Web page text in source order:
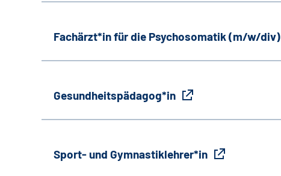
Fachärzt*in für die Psychosomatik (m/w/div)
Gesundheitspädagog*in
Sport- und Gymnastiklehrer*in